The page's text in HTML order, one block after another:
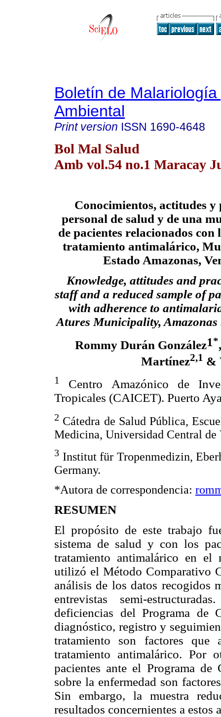
Boletín de
Ambiental
Print version ISSN 1690-4648
Bol Mal Salud
Amb vol.54 no.1 Maracay
Conocimientos, actitudes y
personal de salud y de una
de pacientes relacionados con
tratamiento antimalárico,
Estado Amazonas,
Knowledge, attitudes and
staff and a reduced sample of
with adherence to
Atures Municipality, Amazonas
Rommy Durán González1*
Martínez2,1 &
1
Centro Amazónico de
Tropicales (CAICET). Puerto
2 Cátedra de Salud Pública,
Medicina, Universidad Central de
3 Institut für Tropenmedizin,
Germany.
*Autora de correspondencia:
RESUMEN
El propósito de este trabajo
sistema de salud y con los
tratamiento antimalárico en el
utilizó el Método Comparativo
análisis de los datos recogidos
entrevistas semi-
deficiencias del Programa de
diagnóstico, registro y
tratamiento son factores que
tratamiento antimalárico. Por
pacientes ante el Programa
sobre la enfermedad son
Sin embargo, la muestra
resultados concernientes a estos